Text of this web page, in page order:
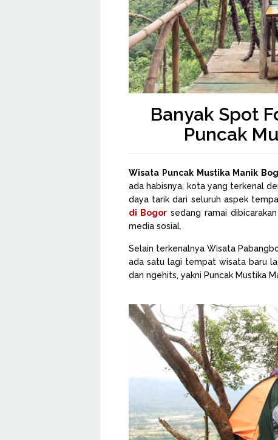
Banyak Spot
Puncak
Wisata Puncak Mustika Manik
ada habisnya, kota yang terkenal
daya tarik dari seluruh aspek
di Bogor sedang ramai
media sosial.
Selain terkenalnya Wisata
ada satu lagi tempat wisata baru
dan ngehits, yakni Puncak Mustika